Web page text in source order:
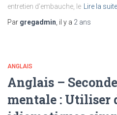
entretien d’embauche, le
Lire la suite
Par gregadmin , il y a 2 ans
ANGLAIS
Anglais –
mentale : Utiliser